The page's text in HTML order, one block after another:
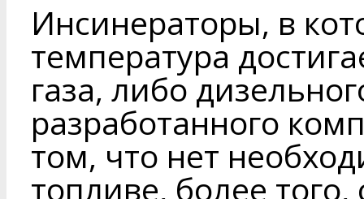
Инсинераторы, в
температура
газа, либо
разработанного
том, что нет
топливе, более